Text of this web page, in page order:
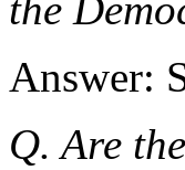
the
Answer:
Q. Are